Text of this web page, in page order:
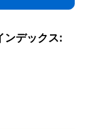
ンデックス: